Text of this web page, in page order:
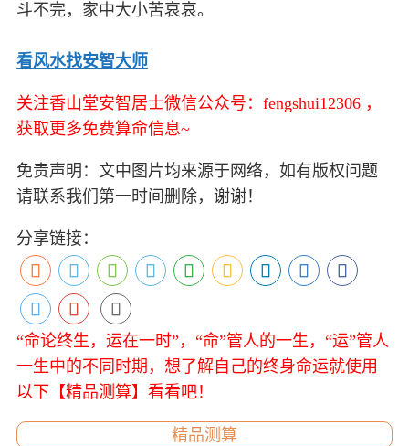
斗不完，家中大小苦哀哀。
看风水找安智大师
关注香山堂安智居士微信公众号：fengshui12306 ，
获取更多免费算命信息~
免责声明：文中图片均来源于网络，如有版权问题
请联系我们第一时间删除，谢谢！
分享链接：
“命论终生，运在一时”，“命”管人的一生，“运”管人
一生中的不同时期，想了解自己的终身命运就使用
以下【精品测算】看看吧！
精品测算